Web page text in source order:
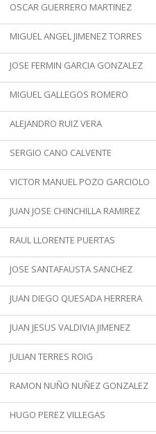
OSCAR GUERRERO MARTINEZ
MIGUEL ANGEL JIMENEZ TORRES
JOSE FERMIN GARCIA GONZALEZ
MIGUEL GALLEGOS ROMERO
ALEJANDRO RUIZ VERA
SERGIO CANO CALVENTE
VICTOR MANUEL POZO GARCIOLO
JUAN JOSE CHINCHILLA RAMIREZ
RAUL LLORENTE PUERTAS
JOSE SANTAFAUSTA SANCHEZ
JUAN DIEGO QUESADA HERRERA
JUAN JESUS VALDIVIA JIMENEZ
JULIAN TERRES ROIG
RAMON NUÑO NUÑEZ GONZALEZ
HUGO PEREZ VILLEGAS